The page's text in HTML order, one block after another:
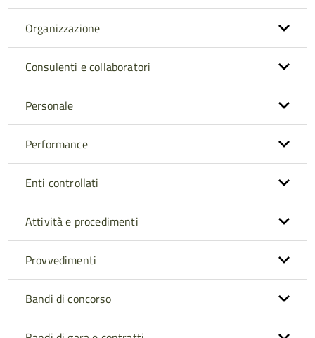
Organizzazione
Consulenti e collaboratori
Personale
Performance
Enti controllati
Attività e procedimenti
Provvedimenti
Bandi di concorso